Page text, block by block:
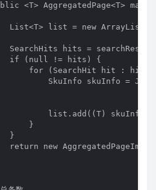
<T> AggregatedPage<T>
List<T> list = new
SearchHits hits =
if (null != hits) {
for (SearchHit hit : hits)
SkuInfo skuInfo =
list.add((T) skuInfo);
}
}
return new